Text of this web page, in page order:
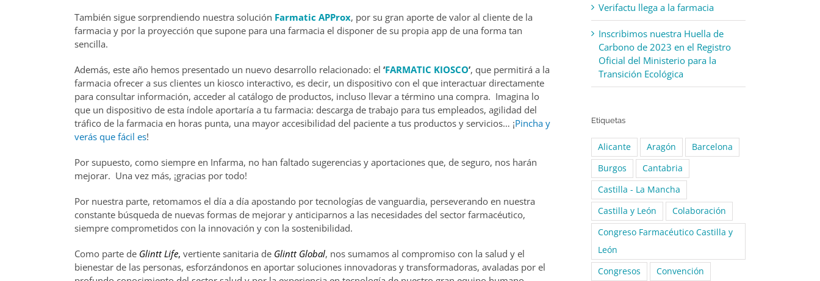
También sigue sorprendiendo nuestra solución Farmatic APProx, por su gran aporte de valor al cliente de la
farmacia y por la proyección que supone para una farmacia el disponer de su propia app de una forma tan
sencilla.
Además, este año hemos presentado un nuevo desarrollo relacionado: el ‘FARMATIC KIOSCO’, que permitirá a la
farmacia ofrecer a sus clientes un kiosco interactivo, es decir, un dispositivo con el que interactuar directamente
para consultar información, acceder al catálogo de productos, incluso llevar a término una compra. Imagina lo
que un dispositivo de esta índole aportaría a tu farmacia: descarga de trabajo para tus empleados, agilidad del
tráfico de la farmacia en horas punta, una mayor accesibilidad del paciente a tus productos y servicios… ¡Pincha y
verás que fácil es!
Por supuesto, como siempre en Infarma, no han faltado sugerencias y aportaciones que, de seguro, nos harán
mejorar. Una vez más, ¡gracias por todo!
Por nuestra parte, retomamos el día a día apostando por tecnologías de vanguardia, perseverando en nuestra
constante búsqueda de nuevas formas de mejorar y anticiparnos a las necesidades del sector farmacéutico,
siempre comprometidos con la innovación y con la sostenibilidad.
Como parte de Glintt Life, vertiente sanitaria de Glintt Global, nos sumamos al compromiso con la salud y el
bienestar de las personas, esforzándonos en aportar soluciones innovadoras y transformadoras, avaladas por el
Verifactu llega a la farmacia
Inscribimos nuestra Huella de
Carbono de 2023 en el Registro
Oficial del Ministerio para la
Transición Ecológica
Etiquetas
Alicante Aragón
Barcelona
Burgos
Cantabria
Castilla - La Mancha
Castilla y León
Colaboración
Congreso Farmacéutico Castilla y
León
Congresos
Convención